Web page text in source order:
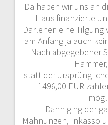
Da haben wir uns an
Haus finanzierte
Darlehen eine Tilgung
am Anfang ja auch
Nach abgegebener
statt der
1496,00 EUR
Dann ging der
Mahnungen, Inkasso